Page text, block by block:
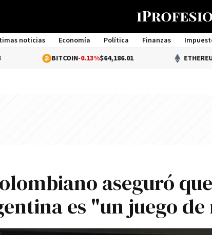
noticias Economía Política Finanzas
Management
-0.13%$64,186.01 ETHEREUM -0.16%
aseguró
es "un juego de